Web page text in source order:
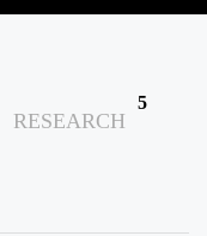
RESEARCH
5